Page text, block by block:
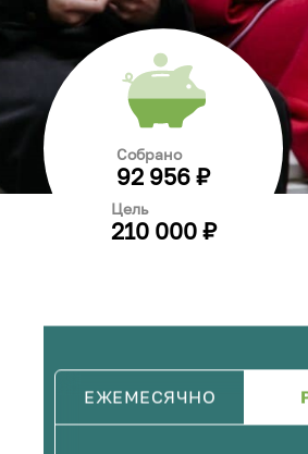
ЕЖЕМЕСЯЧНО
Собрано
92 956 ₽
Цель
210 000 ₽